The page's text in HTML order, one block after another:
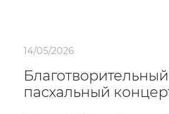
14/05/2026
Благотворительный
пасхальный